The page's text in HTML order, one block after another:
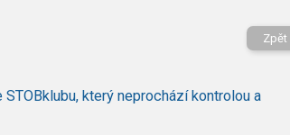
Zpět
který neprochází kontrolou a